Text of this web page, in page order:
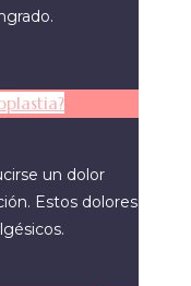
un dolor
Estos dolores